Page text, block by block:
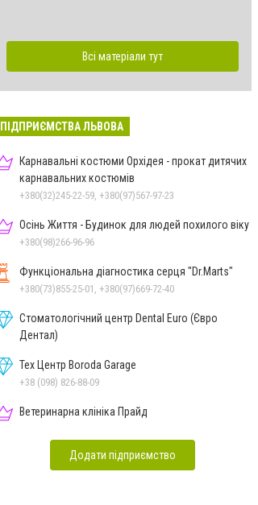
Всі матеріали тут
ПІДПРИЄМСТВА ЛЬВОВА
Карнавальні костюми Орхідея - прокат дитячих
карнавальних костюмів
+380(32)245-22-59, +380(97)567-97-23
Осінь Життя - Будинок для людей похилого віку
+380(98)266-96-96
Функціональна діагностика серця "Dr.Marts"
+380(73)855-25-01, +380(97)669-72-40
Стоматологічний центр Dental Euro (Євро
Дентал)
Тех Центр Boroda Garage
+38 (098) 826-88-09
Ветеринарна клініка Прайд
Додати підприємство